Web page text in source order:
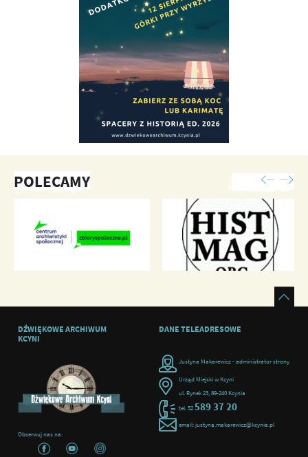
POLECAMY
DŹWIĘKOWE ARCHIWUM
KCYNI
Obserwuj nas na:
DANE TELEADRESOWE
Justyna Makarewicz - administrator strony
Urząd Miejski w Kcyni
ul. Rynek 23, 89-240 Kcynia
tel. 52589 37 20
email: justyna.makarewicz@kcynia.pl